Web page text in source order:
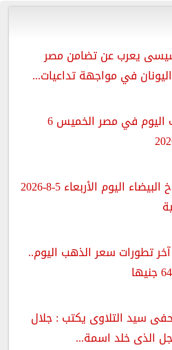
يعرب عن تضامن مصر
في مواجهة تداعيات...
سعر الذهب اليوم في مصر الخميس 6
أسعار الفراخ البيضاء اليوم الأربعاء 5-8-2026
تطورات سعر الذهب اليوم..
سيد التلاوى يكتب : جلال
الذى خلد اسمة...